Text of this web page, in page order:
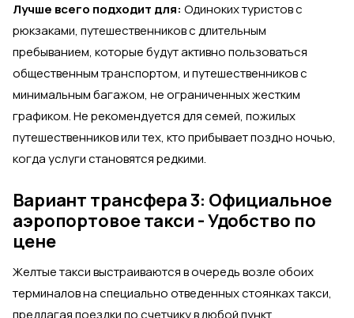
Лучше всего подходит для: Одиноких туристов с
рюкзаками, путешественников с длительным
пребыванием, которые будут активно пользоваться
общественным транспортом, и путешественников с
минимальным багажом, не ограниченных жестким
графиком. Не рекомендуется для семей, пожилых
путешественников или тех, кто прибывает поздно ночью,
когда услуги становятся редкими.
Вариант трансфера 3: Официальное
аэропортовое такси - Удобство по
цене
Желтые такси выстраиваются в очередь возле обоих
терминалов на специально отведенных стоянках такси,
предлагая поездки по счетчику в любой пункт